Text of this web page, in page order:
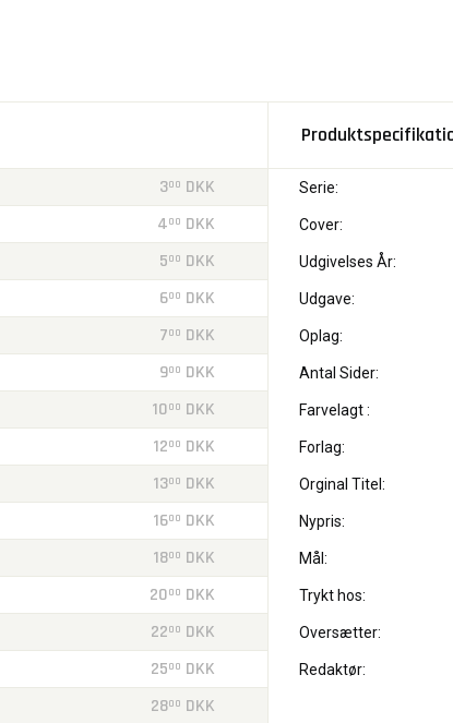
300 DKK
400 DKK
500 DKK
600 DKK
700 DKK
900 DKK
1000 DKK
1200 DKK
1300 DKK
1600 DKK
1800 DKK
2000 DKK
2200 DKK
2500 DKK
2800 DKK
Serie:
Cover:
Udgivelses År:
Udgave:
Oplag:
Antal Sider:
Farvelagt :
Forlag:
Orginal Titel:
Nypris:
Mål:
Trykt hos:
Oversætter:
Redaktør: